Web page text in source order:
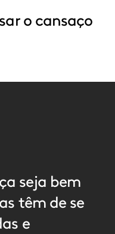
o cansaço
seja bem
têm de se
e